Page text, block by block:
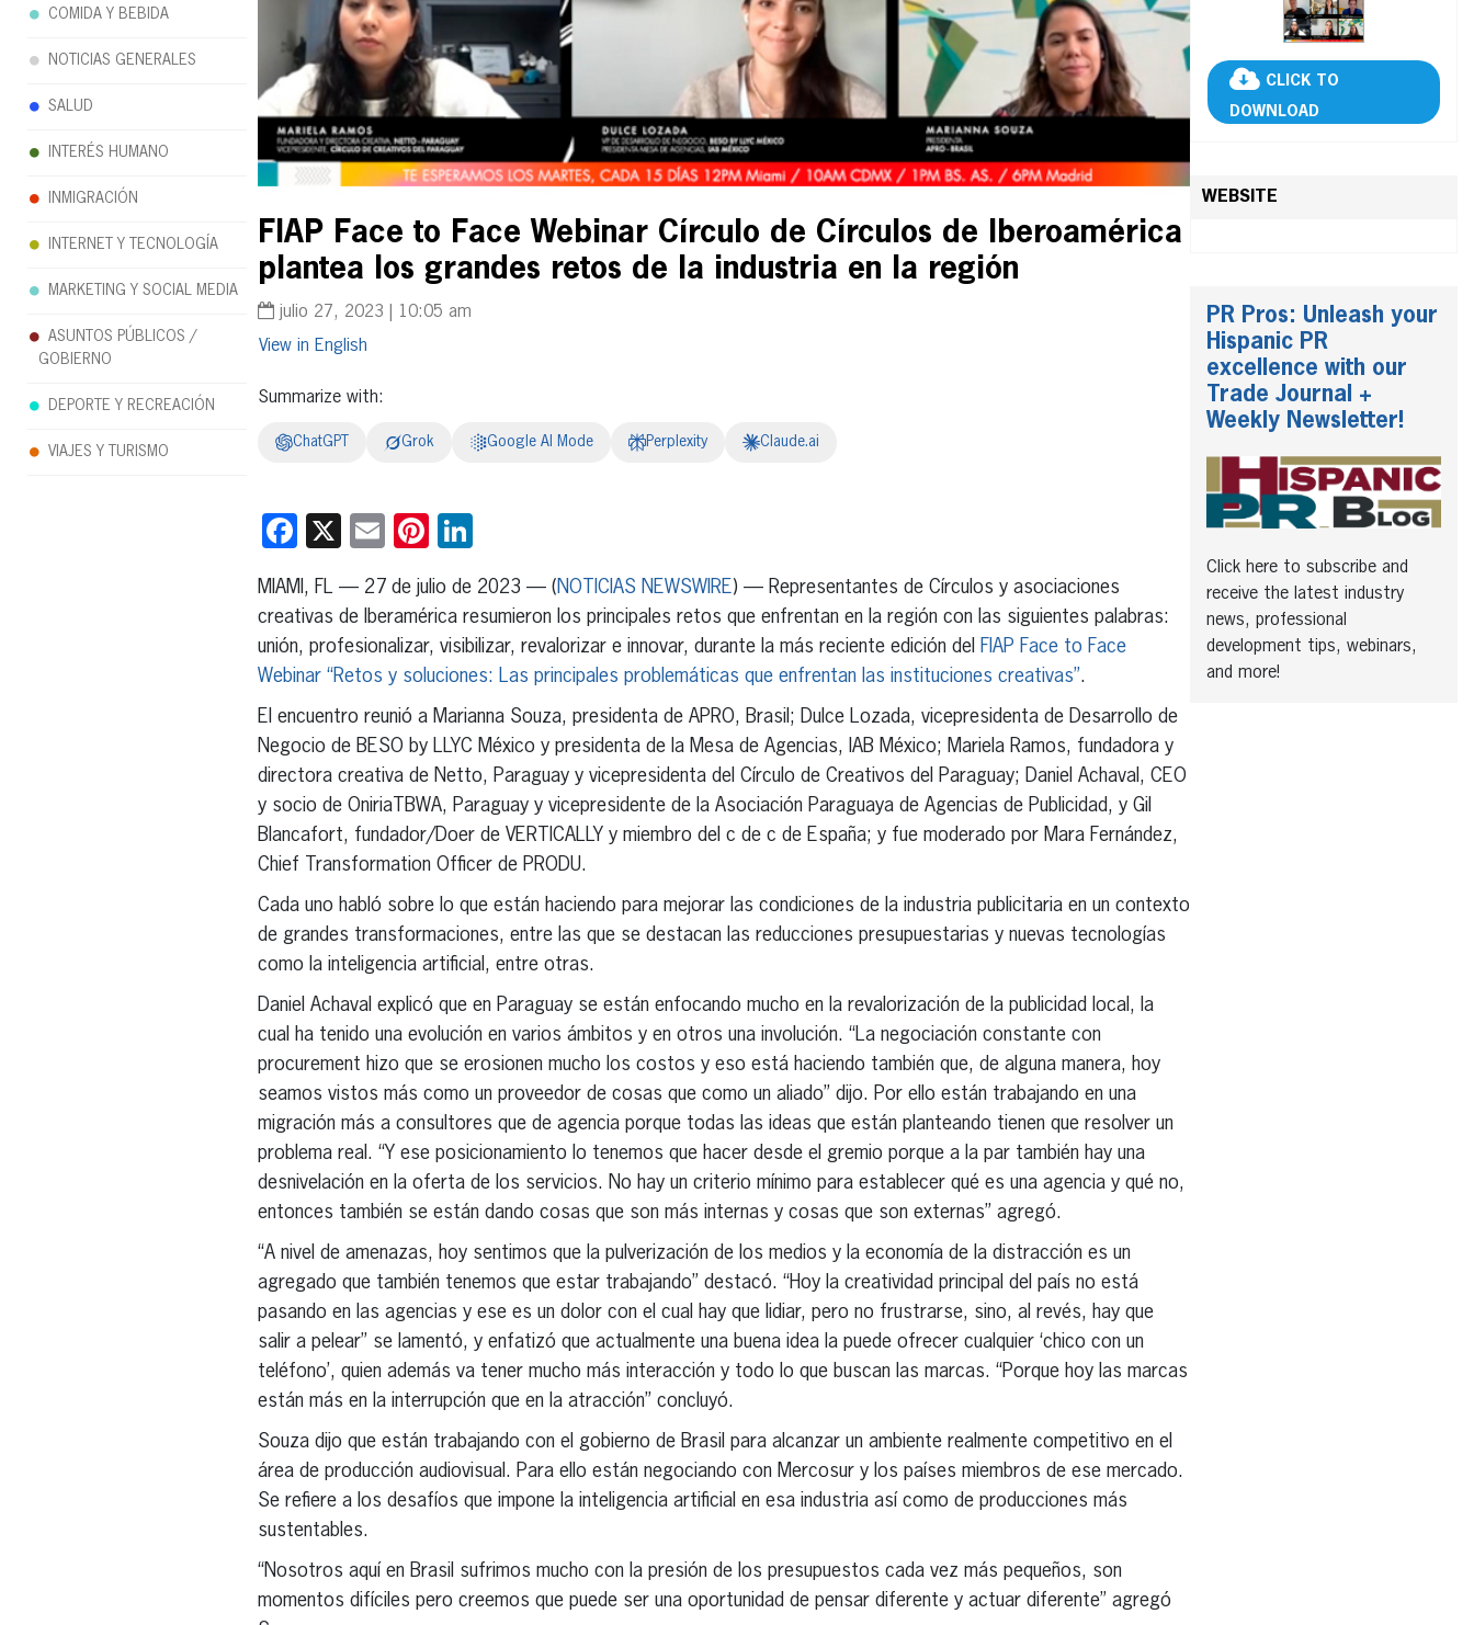
FIAP Face to Face Webinar Círculo de Círculos de Iberoamérica
plantea los grandes retos de la industria en la región
julio 27, 2023 | 10:05 am
English
Summarize with:
ChatGPT Grok Google AI Mode Perplexity Claude.ai
Facebook
X EmailPinterest
MIAMI, FL — 27 de julio de 2023 — (NOTICIAS NEWSWIRE) — Representantes de Círculos y asociaciones
creativas de Iberamérica resumieron los principales retos que enfrentan en la región con las siguientes palabras:
unión, profesionalizar, visibilizar, revalorizar e innovar, durante la más reciente edición del FIAP Face to Face
Webinar “Retos y soluciones: Las principales problemáticas que enfrentan las instituciones creativas”.
El encuentro reunió a Marianna Souza, presidenta de APRO, Brasil; Dulce Lozada, vicepresidenta de Desarrollo de
Negocio de BESO by LLYC México y presidenta de la Mesa de Agencias, IAB México; Mariela Ramos, fundadora y
directora creativa de Netto, Paraguay y vicepresidenta del Círculo de Creativos del Paraguay; Daniel Achaval, CEO
y socio de OniriaTBWA, Paraguay y vicepresidente de la Asociación Paraguaya de Agencias de Publicidad, y Gil
Blancafort, fundador/Doer de VERTICALLY y miembro del c de c de España; y fue moderado por Mara Fernández,
Chief Transformation Officer de PRODU.
Cada uno habló sobre lo que están haciendo para mejorar las condiciones de la industria publicitaria en un contexto
de grandes transformaciones, entre las que se destacan las reducciones presupuestarias y nuevas tecnologías
como la inteligencia artificial, entre otras.
Daniel Achaval explicó que en Paraguay se están enfocando mucho en la revalorización de la publicidad local, la
cual ha tenido una evolución en varios ámbitos y en otros una involución. “La negociación constante con
procurement hizo que se erosionen mucho los costos y eso está haciendo también que, de alguna manera, hoy
seamos vistos más como un proveedor de cosas que como un aliado” dijo. Por ello están trabajando en una
migración más a consultores que de agencia porque todas las ideas que están planteando tienen que resolver un
problema real. “Y ese posicionamiento lo tenemos que hacer desde el gremio porque a la par también hay una
desnivelación en la oferta de los servicios. No hay un criterio mínimo para establecer qué es una agencia y qué no,
entonces también se están dando cosas que son más internas y cosas que son externas” agregó.
“A nivel de amenazas, hoy sentimos que la pulverización de los medios y la economía de la distracción es un
agregado que también tenemos que estar trabajando” destacó. “Hoy la creatividad principal del país no está
pasando en las agencias y ese es un dolor con el cual hay que lidiar, pero no frustrarse, sino, al revés, hay que
salir a pelear” se lamentó, y enfatizó que actualmente una buena idea la puede ofrecer cualquier ‘chico con un
teléfono’, quien además va tener mucho más interacción y todo lo que buscan las marcas. “Porque hoy las marcas
están más en la interrupción que en la atracción” concluyó.
Souza dijo que están trabajando con el gobierno de Brasil para alcanzar un ambiente realmente competitivo en el
área de producción audiovisual. Para ello están negociando con Mercosur y los países miembros de ese mercado.
Se refiere a los desafíos que impone la inteligencia artificial en esa industria así como de producciones más
sustentables.
“Nosotros aquí en Brasil sufrimos mucho con la presión de los presupuestos cada vez más pequeños, son
momentos difíciles pero creemos que puede ser una oportunidad de pensar diferente y actuar diferente” agregó
CLICK TO
DOWNLOAD
WEBSITE
PR Pros: Unleash your
Hispanic PR
excellence with our
Trade Journal +
Weekly Newsletter!
Click here to subscribe and
receive the latest industry
news, professional
development tips, webinars,
and more!
COMIDA Y BEBIDA
NOTICIAS GENERALES
SALUD
INTERÉS HUMANO
INMIGRACIÓN
INTERNET Y TECNOLOGÍA
MARKETING Y SOCIAL MEDIA
ASUNTOS PÚBLICOS /
GOBIERNO
DEPORTE Y RECREACIÓN
VIAJES Y TURISMO